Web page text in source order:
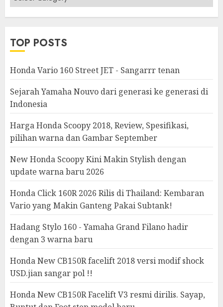
&
Modifikasi
TOP POSTS
Honda Vario 160 Street JET - Sangarrr tenan
Sejarah Yamaha Nouvo dari generasi ke generasi di
Indonesia
Harga Honda Scoopy 2018, Review, Spesifikasi,
pilihan warna dan Gambar September
New Honda Scoopy Kini Makin Stylish dengan
update warna baru 2026
Honda Click 160R 2026 Rilis di Thailand: Kembaran
Vario yang Makin Ganteng Pakai Subtank!
Hadang Stylo 160 - Yamaha Grand Filano hadir
dengan 3 warna baru
Honda New CB150R facelift 2018 versi modif shock
USD.jian sangar pol !!
Honda New CB150R Facelift V3 resmi dirilis. Sayap,